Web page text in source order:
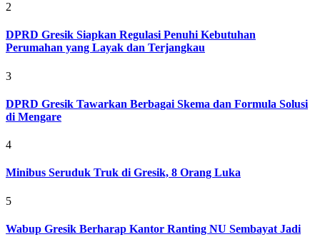
2
DPRD Gresik Siapkan Regulasi Penuhi Kebutuhan
Perumahan yang Layak dan Terjangkau
3
DPRD Gresik Tawarkan Berbagai Skema dan Formula Solusi
di Mengare
4
Minibus Seruduk Truk di Gresik, 8 Orang Luka
5
Wabup Gresik Berharap Kantor Ranting NU Sembayat Jadi